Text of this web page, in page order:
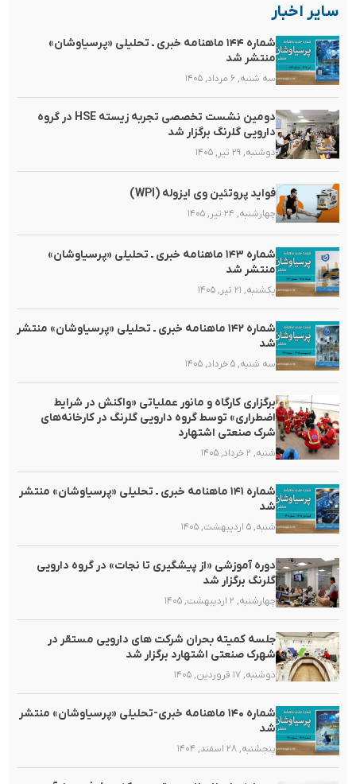
سایر اخبار
شماره ۱۴۴ ماهنامه خبری ـ تحلیلی «پرسیاوشان»
منتشر شد
سه شنبه, ۶ مرداد, ۱۴۰۵
دومین نشست تخصصی تجربه زیسته HSE در گروه
دارویی گلرنگ برگزار شد
دوشنبه, ۲۹ تیر, ۱۴۰۵
فواید پروتئین وی ایزوله (WPI)
چهارشنبه, ۲۴ تیر, ۱۴۰۵
شماره ۱۴۳ ماهنامه خبری ـ تحلیلی «پرسیاوشان»
منتشر شد
یکشنبه, ۲۱ تیر, ۱۴۰۵
شماره ۱۴۲ ماهنامه خبری ـ تحلیلی «پرسیاوشان» منتشر
شد
سه شنبه, ۵ خرداد, ۱۴۰۵
برگزاری کارگاه و مانور عملیاتی «واکنش در شرایط
اضطراری» توسط گروه دارویی گلرنگ در کارخانه‌های
شرک صنعتی اشتهارد
شنبه, ۲ خرداد, ۱۴۰۵
شماره ۱۴۱ ماهنامه خبری ـ تحلیلی «پرسیاوشان» منتشر
شد
شنبه, ۵ اردیبهشت, ۱۴۰۵
دوره آموزشی «از پیشگیری تا نجات» در گروه دارویی
گلرنگ برگزار شد
چهارشنبه, ۲ اردیبهشت, ۱۴۰۵
جلسه کمیته بحران شرکت های دارویی مستقر در
شهرک صنعتی اشتهارد برگزار شد
دوشنبه, ۱۷ فروردین, ۱۴۰۵
شماره ۱۴۰ ماهنامه خبری-تحلیلی «پرسیاوشان» منتشر
شد
پنجشنبه, ۲۸ اسفند, ۱۴۰۴